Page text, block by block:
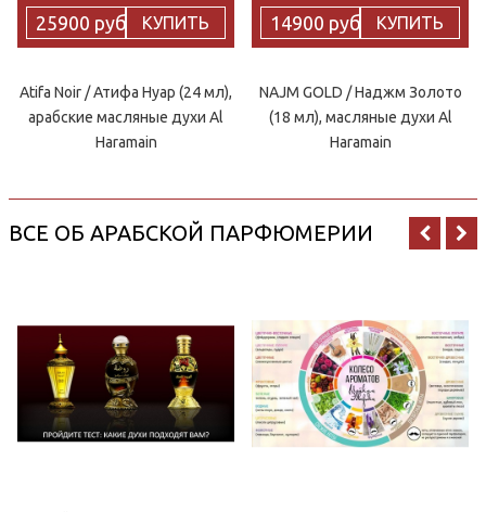
25900 руб КУПИТЬ
Atifa Noir / Атифа Нуар (24 мл),
арабские масляные духи Al
Haramain
14900 руб КУПИТЬ
NAJM GOLD / Наджм Золото
(18 мл), масляные духи Al
Haramain
ВСЕ ОБ АРАБСКОЙ ПАРФЮМЕРИИ